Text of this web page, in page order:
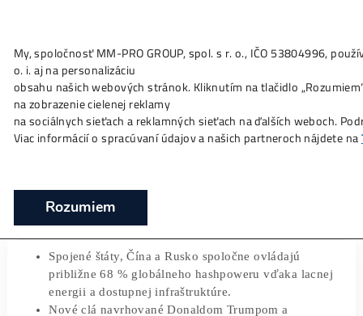
Ako toFunguje? Oplatí saŤažba? Zisky TU
Ťažba Bitcoinu nie je taká
ako sa zdá
❯
05/04/2026 Marek Jendrál
Spojené štáty, Čína a Rusko spoločne ovládajú
približne 68 % globálneho hashpoweru vďaka
My, spoločnosť MM-PRO GROUP, spol. s r. o., IČO
o. i. aj na personalizáciu
obsahu našich webových stránok. Kliknutím na tlačidlo
na zobrazenie cielenej reklamy
na sociálnych sieťach a reklamných sieťach na ďalších
Rozumiem